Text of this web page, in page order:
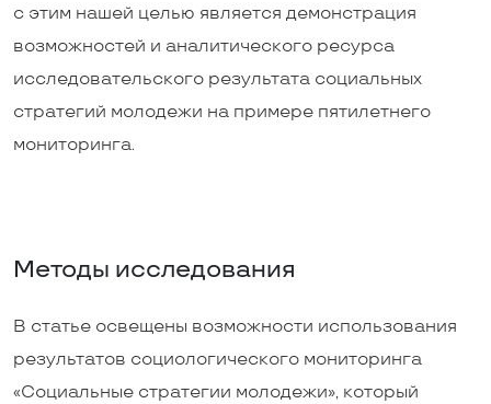
с этим нашей целью является демонстрация
возможностей и аналитического ресурса
исследовательского результата социальных
стратегий молодежи на примере пятилетнего
мониторинга.
Методы исследования
В статье освещены возможности использования
результатов социологического мониторинга
«Социальные стратегии молодежи», который